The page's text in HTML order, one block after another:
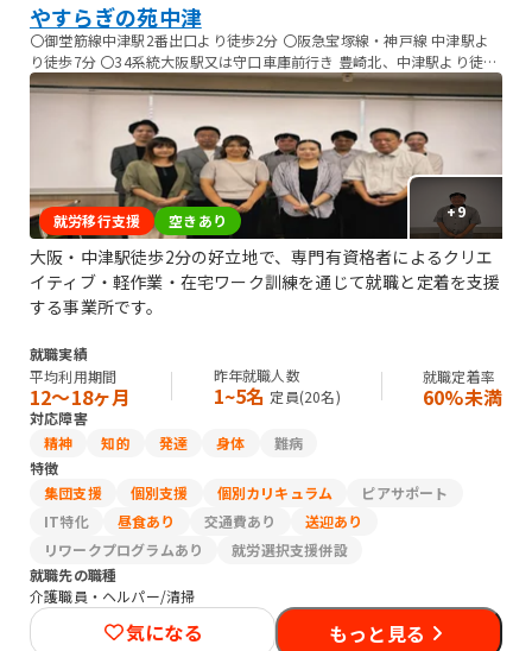
やすらぎの苑中津
〇御堂筋線中津駅2番出口より徒歩2分 〇阪急宝塚線・神戸線 中津駅よ
り徒歩7分 〇34系統大阪駅又は守口車庫前行き 豊崎北、中津駅より徒歩
2分 自力通所が困難な方、送迎サービスあり
+9
就労移行支援 空きあり
大阪・中津駅徒歩2分の好立地で、専門有資格者によるクリエ
イティブ・軽作業・在宅ワーク訓練を通じて就職と定着を支援
する事業所です。
就職実績
平均利用期間
12〜18ヶ月
昨年就職人数
1~5名 定員(20名)
就職定着率
60%未満
対応障害
精神
知的 発達 身体
難病
特徴
集団支援
個別支援 個別カリキュラム
ピアサポート
IT特化
昼食あり 交通費あり
送迎あり
リワークプログラムあり
就労選択支援併設
就職先の職種
介護職員・ヘルパー/清掃
気になる もっと見る